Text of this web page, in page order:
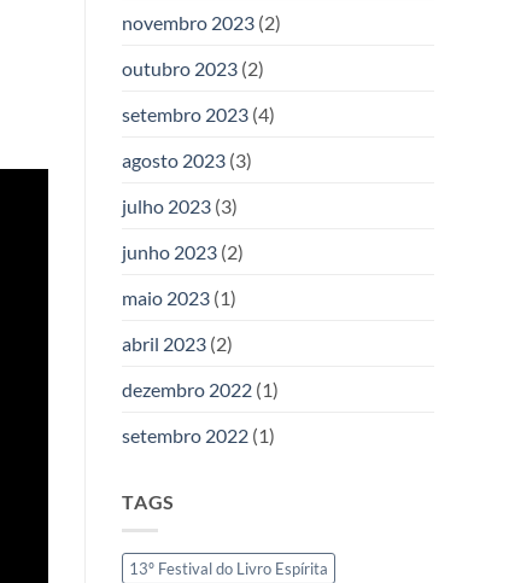
novembro 2023 (2)
outubro 2023 (2)
setembro 2023 (4)
agosto 2023 (3)
julho 2023 (3)
junho 2023 (2)
maio 2023 (1)
abril 2023 (2)
dezembro 2022 (1)
setembro 2022 (1)
TAGS
13º Festival do Livro Espírita